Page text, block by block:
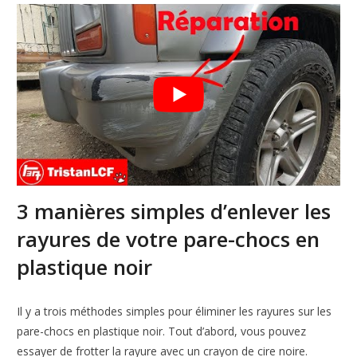
3 manières simples d’enlever les
rayures de votre pare-chocs en
plastique noir
Il y a trois méthodes simples pour éliminer les rayures sur les
pare-chocs en plastique noir. Tout d’abord, vous pouvez
essayer de frotter la rayure avec un crayon de cire noire.